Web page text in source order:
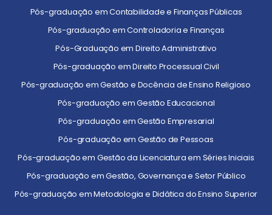
Pós-graduação em Contabilidade e Finanças Públicas
Pós-graduação em Controladoria e Finanças
Pós-Graduação em Direito Administrativo
Pós-graduação em Direito Processual Civil
Pós-graduação em Gestão e Docência de Ensino Religioso
Pós-graduação em Gestão Educacional
Pós-graduação em Gestão Empresarial
Pós-graduação em Gestão de Pessoas
Pós-graduação em Gestão da Licenciatura em Séries Iniciais
Pós-graduação em Gestão, Governança e Setor Público
Pós-graduação em Metodologia e Didática do Ensino Superior